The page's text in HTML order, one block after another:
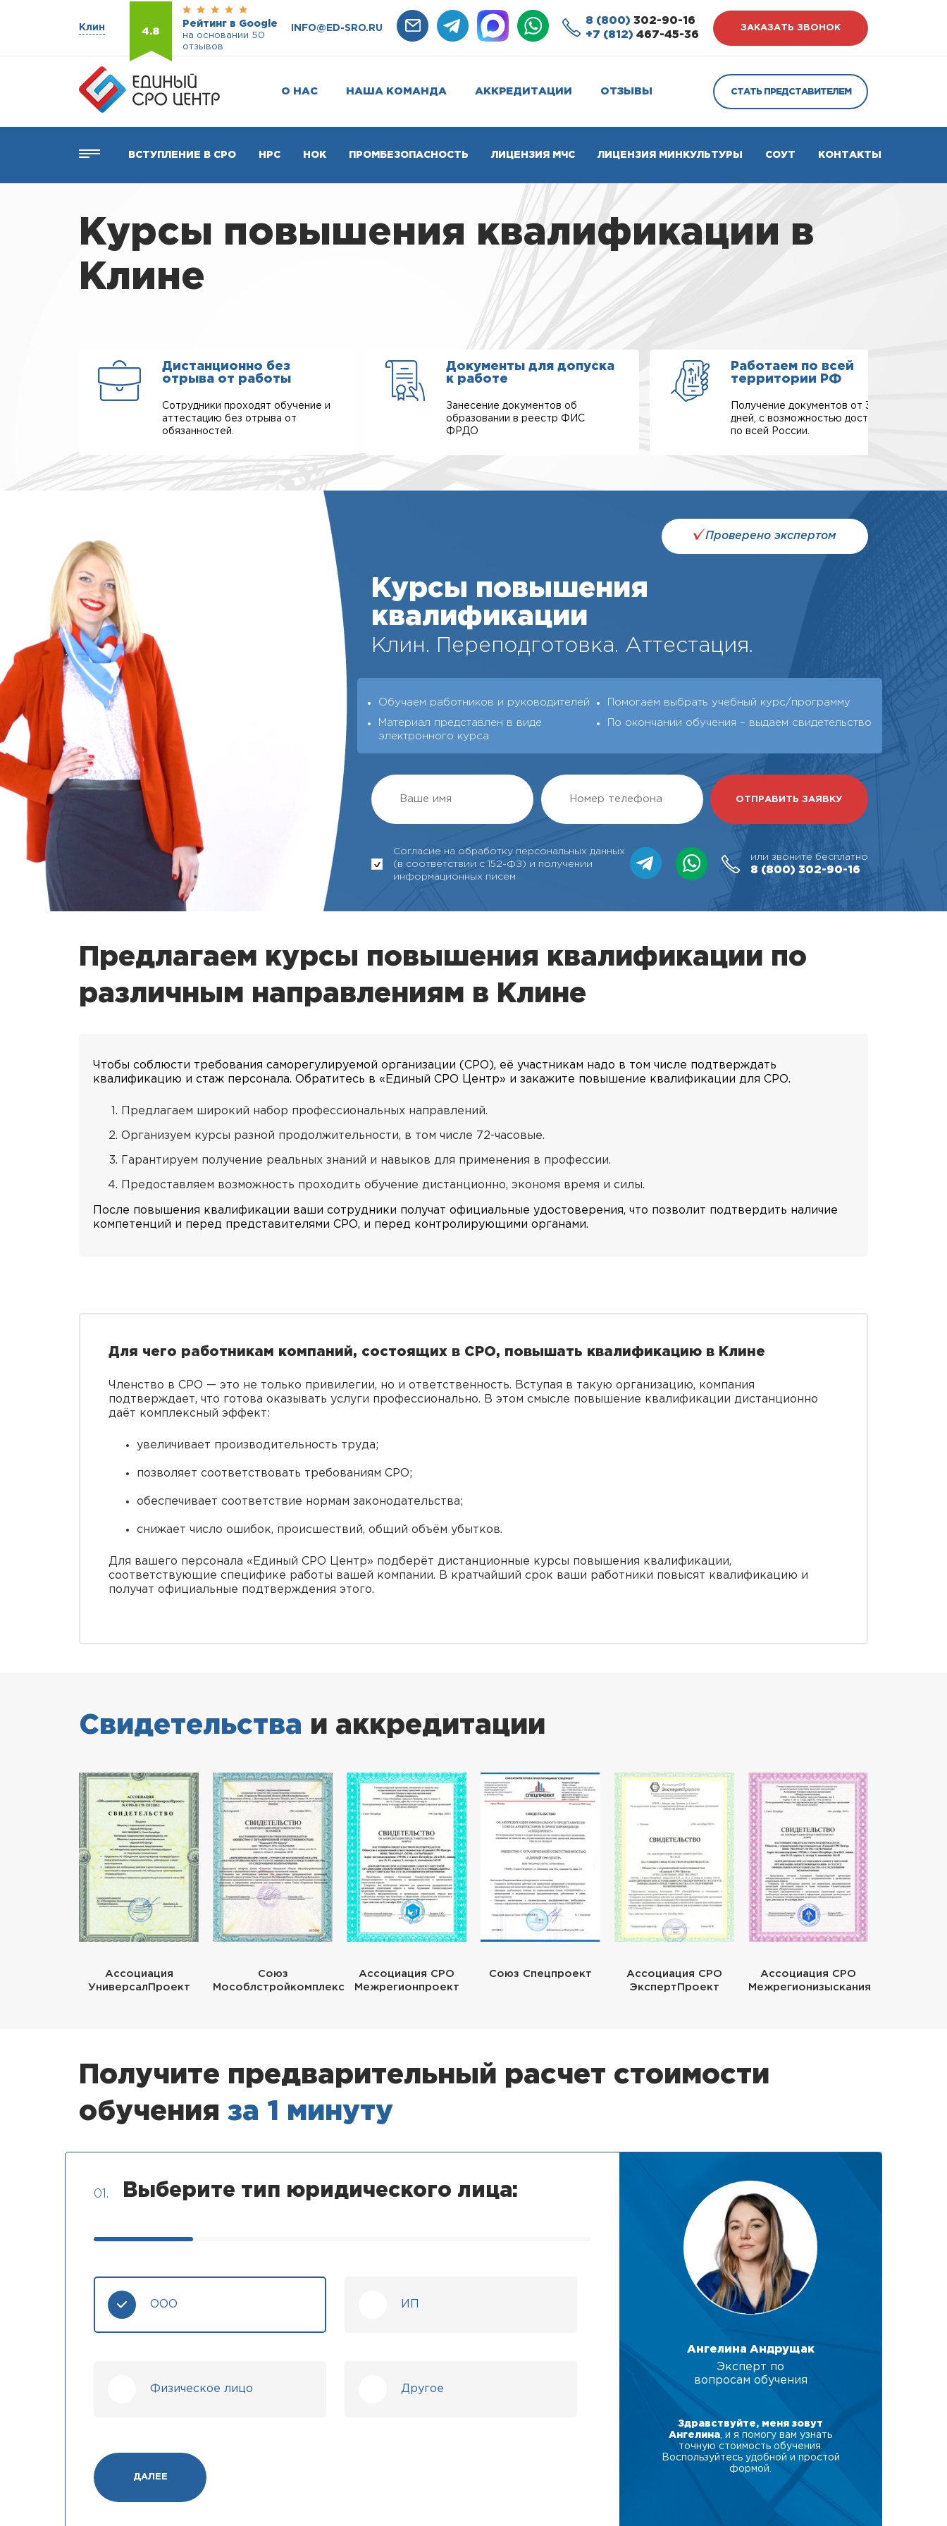
Клин 4.8
Рейтинг в Google
на основании 50
отзывов
INFO@ED-SRO.RU
8 (800) 302-90-16
+7 (812) 467-45-36
ЗАКАЗАТЬ ЗВОНОК
О НАС НАША КОМАНДА АККРЕДИТАЦИИ ОТЗЫВЫ СТАТЬ ПРЕДСТАВИТЕЛЕМ
ВСТУПЛЕНИЕ В СРО НРС НОК ПРОМБЕЗОПАСНОСТЬ ЛИЦЕНЗИЯ МЧС ЛИЦЕНЗИЯ МИНКУЛЬТУРЫ СОУТ КОНТАКТЫ
Курсы повышения квалификации в
Клине
Дистанционно без
отрыва от работы
Сотрудники проходят обучение и
аттестацию без отрыва от
обязанностей.
Документы для допуска
к работе
Занесение документов об
образовании в реестр ФИС
ФРДО
Работаем по всей
территории РФ
Получение документов от 3-х
дней, с возможностью доставки
по всей России.
Проверено экспертом
Курсы повышения
квалификации
Клин. Переподготовка. Аттестация.
Обучаем работников и руководителей Помогаем выбрать учебный курс/программу
Материал представлен в виде
электронного курса
По окончании обучения – выдаeм свидетельство
Согласие на обработку персональных данных
(в соответствии с 152-ФЗ) и получении
информационных писем
или звоните бесплатно
8 (800) 302-90-16
Предлагаем курсы повышения квалификации по
различным направлениям в Клине
Чтобы соблюсти требования саморегулируемой организации (СРО), её участникам надо в том числе подтверждать
квалификацию и стаж персонала. Обратитесь в «Единый СРО Центр» и закажите повышение квалификации для СРО.
Предлагаем широкий набор профессиональных направлений.
Организуем курсы разной продолжительности, в том числе 72-часовые.
Гарантируем получение реальных знаний и навыков для применения в профессии.
Предоставляем возможность проходить обучение дистанционно, экономя время и силы.
После повышения квалификации ваши сотрудники получат официальные удостоверения, что позволит подтвердить наличие
компетенций и перед представителями СРО, и перед контролирующими органами.
Для чего работникам компаний, состоящих в СРО, повышать квалификацию в Клине
Членство в СРО — это не только привилегии, но и ответственность. Вступая в такую организацию, компания
подтверждает, что готова оказывать услуги профессионально. В этом смысле повышение квалификации дистанционно
даёт комплексный эффект:
увеличивает производительность труда;
позволяет соответствовать требованиям СРО;
обеспечивает соответствие нормам законодательства;
снижает число ошибок, происшествий, общий объём убытков.
Для вашего персонала «Единый СРО Центр» подберёт дистанционные курсы повышения квалификации,
соответствующие специфике работы вашей компании. В кратчайший срок ваши работники повысят квалификацию и
получат официальные подтверждения этого.
Свидетельства и аккредитации
Ассоциация
УниверсалПроект
Союз
Мособлстройкомплекс
Ассоциация СРО
Межрегионпроект
Союз Спецпроект
Ассоциация СРО
ЭкспертПроект
Ассоциация СРО
Межрегионизыскания
Получите предварительный расчет стоимости
обучения за 1 минуту
01. Выберите тип юридического лица:
ООО ИП
Физическое лицо Другое
ДАЛЕЕ
Ангелина Андрущак
Эксперт по
вопросам обучения
Здравствуйте, меня зовут
Ангелина , и я помогу вам узнать
точную стоимость обучения.
Воспользуйтесь удобной и простой
формой.